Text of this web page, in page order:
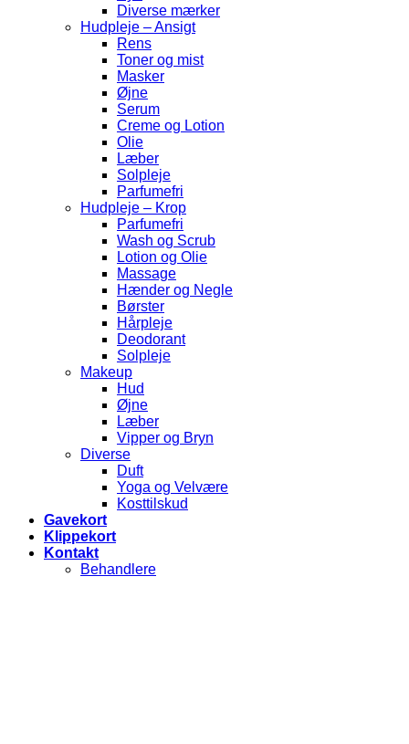
Diverse mærker
Hudpleje – Ansigt
Rens
Toner og mist
Masker
Øjne
Serum
Creme og Lotion
Olie
Læber
Solpleje
Parfumefri
Hudpleje – Krop
Parfumefri
Wash og Scrub
Lotion og Olie
Massage
Hænder og Negle
Børster
Hårpleje
Deodorant
Solpleje
Makeup
Hud
Øjne
Læber
Vipper og Bryn
Diverse
Duft
Yoga og Velvære
Kosttilskud
Gavekort
Klippekort
Kontakt
Behandlere